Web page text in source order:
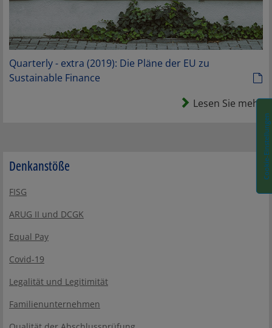
Denkanstöße
FISG
ARUG II und DCGK
Equal Pay
Covid-19
Legalität und Legitimität
Familienunternehmen
Quarterly - extra (2019): Die Pläne der EU zu
Sustainable Finance
Lesen Sie mehr
Cookie-Einstellungen